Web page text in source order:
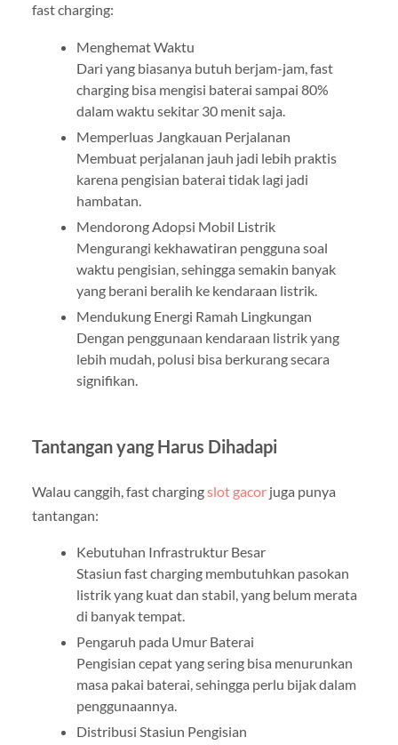
fast charging:
Menghemat Waktu
Dari yang biasanya butuh berjam-jam, fast
charging bisa mengisi baterai sampai 80%
dalam waktu sekitar 30 menit saja.
Memperluas Jangkauan Perjalanan
Membuat perjalanan jauh jadi lebih praktis
karena pengisian baterai tidak lagi jadi
hambatan.
Mendorong Adopsi Mobil Listrik
Mengurangi kekhawatiran pengguna soal
waktu pengisian, sehingga semakin banyak
yang berani beralih ke kendaraan listrik.
Mendukung Energi Ramah Lingkungan
Dengan penggunaan kendaraan listrik yang
lebih mudah, polusi bisa berkurang secara
signifikan.
Tantangan yang Harus Dihadapi
Walau canggih, fast chargingslot gacorjuga punya
tantangan:
Kebutuhan Infrastruktur Besar
Stasiun fast charging membutuhkan pasokan
listrik yang kuat dan stabil, yang belum merata
di banyak tempat.
Pengaruh pada Umur Baterai
Pengisian cepat yang sering bisa menurunkan
masa pakai baterai, sehingga perlu bijak dalam
penggunaannya.
Distribusi Stasiun Pengisian